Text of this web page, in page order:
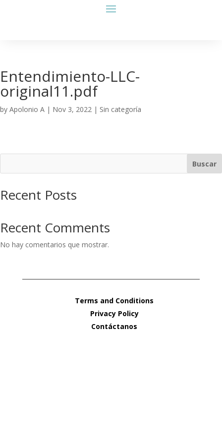
Entendimiento-LLC-
original11.pdf
by Apolonio A | Nov 3, 2022 | Sin categoría
Buscar
Recent Posts
Recent Comments
No hay comentarios que mostrar.
Terms and Conditions
Privacy Policy
Contáctanos